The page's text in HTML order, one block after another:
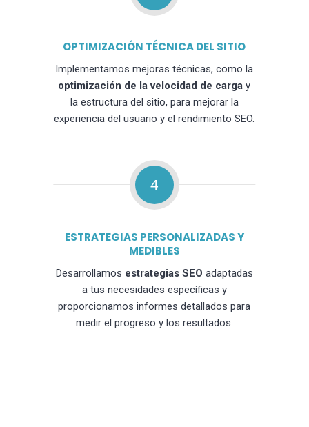
OPTIMIZACIÓN TÉCNICA DEL SITIO
Implementamos mejoras técnicas, como la
optimización de la velocidad de carga y
la estructura del sitio, para mejorar la
experiencia del usuario y el rendimiento SEO.
4
ESTRATEGIAS PERSONALIZADAS Y
MEDIBLES
Desarrollamos estrategias SEO adaptadas
a tus necesidades específicas y
proporcionamos informes detallados para
medir el progreso y los resultados.